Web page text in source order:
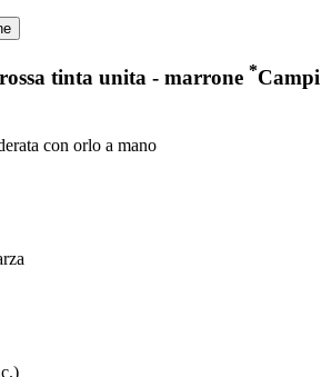
tinta unita - marrone *Campi
con orlo a mano